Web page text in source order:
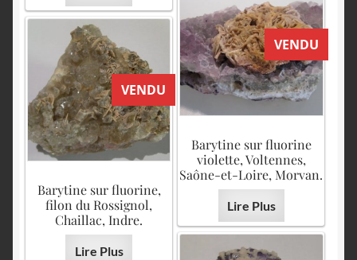
VENDU
Barytine sur fluorine
violette, Voltennes,
Saône-et-Loire, Morvan.
Lire Plus
VENDU
Barytine sur fluorine,
filon du Rossignol,
Chaillac, Indre.
Lire Plus